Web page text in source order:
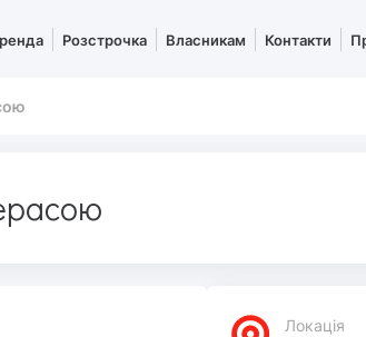
Розстрочка Власникам Контакти
Локацiя